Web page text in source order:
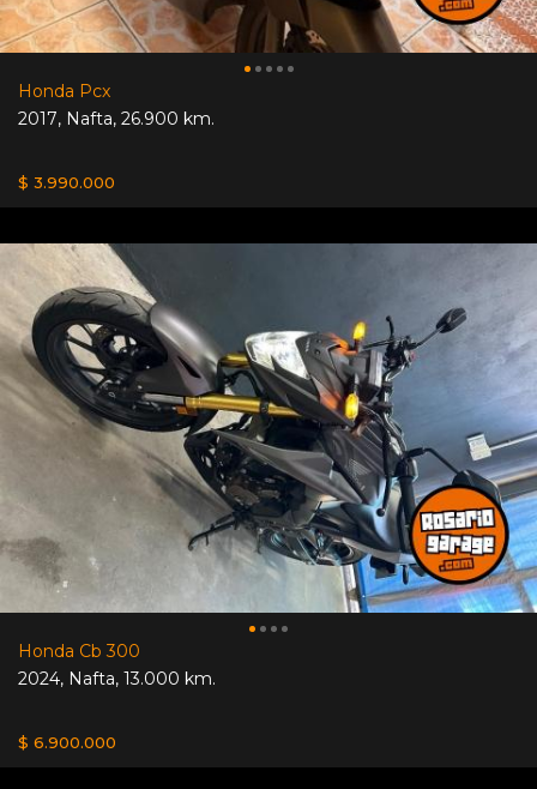
Honda Pcx
2017, Nafta, 26.900 km.
$ 3.990.000
Honda Cb 300
2024, Nafta, 13.000 km.
$ 6.900.000